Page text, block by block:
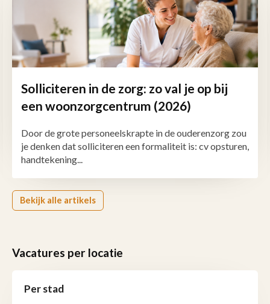
Solliciteren in de zorg: zo val je op bij
een woonzorgcentrum (2026)
Door de grote personeelskrapte in de ouderenzorg zou
je denken dat solliciteren een formaliteit is: cv opsturen,
handtekening...
Bekijk alle artikels
Vacatures per locatie
Per stad